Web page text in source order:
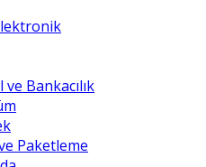
Bankacılık
Paketleme